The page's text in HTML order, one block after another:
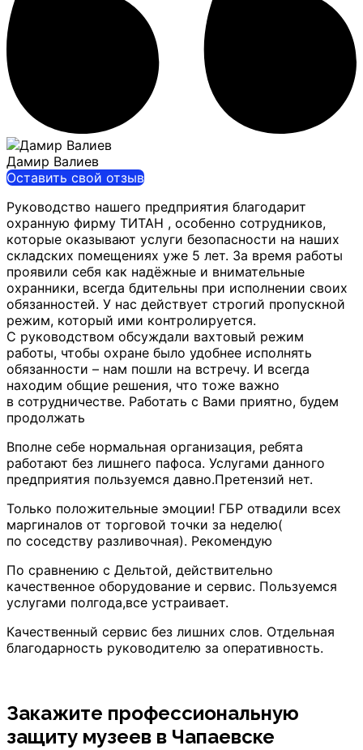
Дамир Валиев
Оставить свой отзыв
Руководство нашего предприятия благодарит
охранную фирму ТИТАН , особенно сотрудников,
которые оказывают услуги безопасности на наших
складских помещениях уже 5 лет. За время работы
проявили себя как надёжные и внимательные
охранники, всегда бдительны при исполнении своих
обязанностей. У нас действует строгий пропускной
режим, который ими контролируется.
С руководством обсуждали вахтовый режим
работы, чтобы охране было удобнее исполнять
обязанности – нам пошли на встречу. И всегда
находим общие решения, что тоже важно
в сотрудничестве. Работать с Вами приятно, будем
продолжать
Вполне себе нормальная организация, ребята
работают без лишнего пафоса. Услугами данного
предприятия пользуемся давно.Претензий нет.
Только положительные эмоции! ГБР отвадили всех
маргиналов от торговой точки за неделю(
по соседству разливочная). Рекомендую
По сравнению с Дельтой, действительно
качественное оборудование и сервис. Пользуемся
услугами полгода,все устраивает.
Качественный сервис без лишних слов. Отдельная
благодарность руководителю за оперативность.
Закажите профессиональную
защиту музеев в Чапаевске